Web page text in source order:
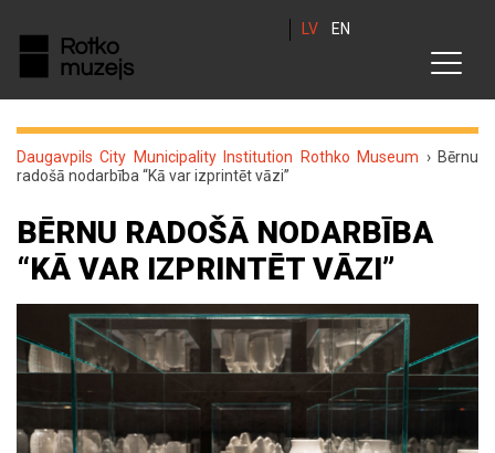
LV EN
Daugavpils City Municipality Institution Rothko Museum › Bērnu
radošā nodarbība “Kā var izprintēt vāzi”
BĒRNU RADOŠĀ NODARBĪBA
“KĀ VAR IZPRINTĒT VĀZI”